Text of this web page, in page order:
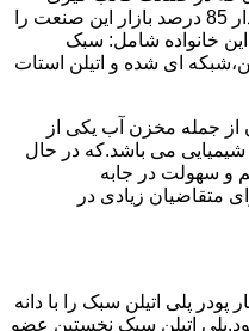
دورانی از آن استفاده می شود و مقدار 85 درصد بازار این صنعت را
این خانواده شامل: سبک
ای شده و اتیلن استات
از جمله مخزن آب یکی از
شیمیایی می باشد.که در حال
و سهولت در جابه
متقاضیان زیادی در
پودر پلی اتیلن سبک را با دانه
نمود.پلی اتیلن سبک نخستین عضو